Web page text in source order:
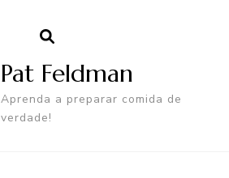
Pat Feldman
Aprenda a preparar comida de
verdade!